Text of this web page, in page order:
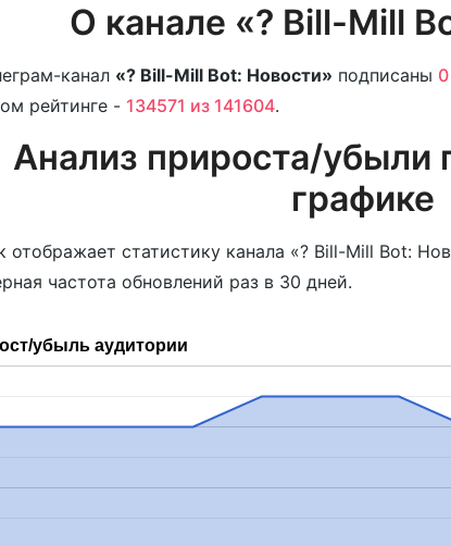
О канале «? Bill-Mill
канал «? Bill-Mill Bot: Новости» подписаны
рейтинге - 134571 из 141604.
Анализ прироста/убыли
графике
отображает статистику канала «? Bill-Mill Bot:
частота обновлений раз в 30 дней.
убыль аудитории